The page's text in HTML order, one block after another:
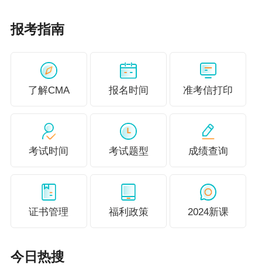
> > CMA前导课
报考指南
了解CMA 报名时间 准考信打印
考试时间 考试题型 成绩查询
证书管理 福利政策 2024新课
今日热搜